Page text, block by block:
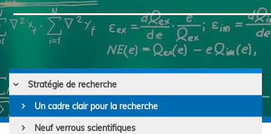
Stratégie de recherche
Un cadre clair pour la recherche
Neuf verrous scientifiques